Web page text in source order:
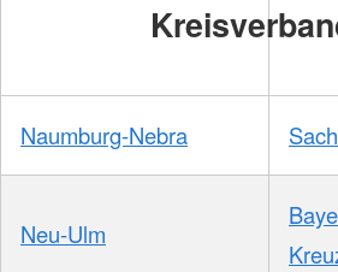
Naumburg-Nebra
Neu-Ulm